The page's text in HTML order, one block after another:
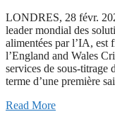
LONDRES, 28 févr.
leader mondial des
alimentées par l’IA, est
l’England and Wales
services de sous-titrage
terme d’une première
Read More